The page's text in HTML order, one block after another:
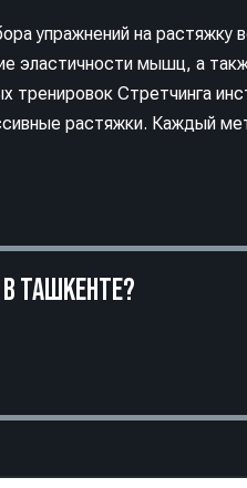
упражнений на растяжку
эластичности мышц, а
тренировок Стретчинга
растяжки. Каждый
В ТАШКЕНТЕ?